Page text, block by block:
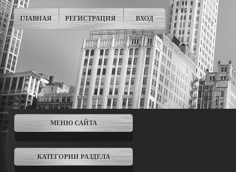
ГЛАВНАЯ РЕГИСТРАЦИЯ ВХОД
МЕНЮ САЙТА
КАТЕГОРИИ РАЗДЕЛА